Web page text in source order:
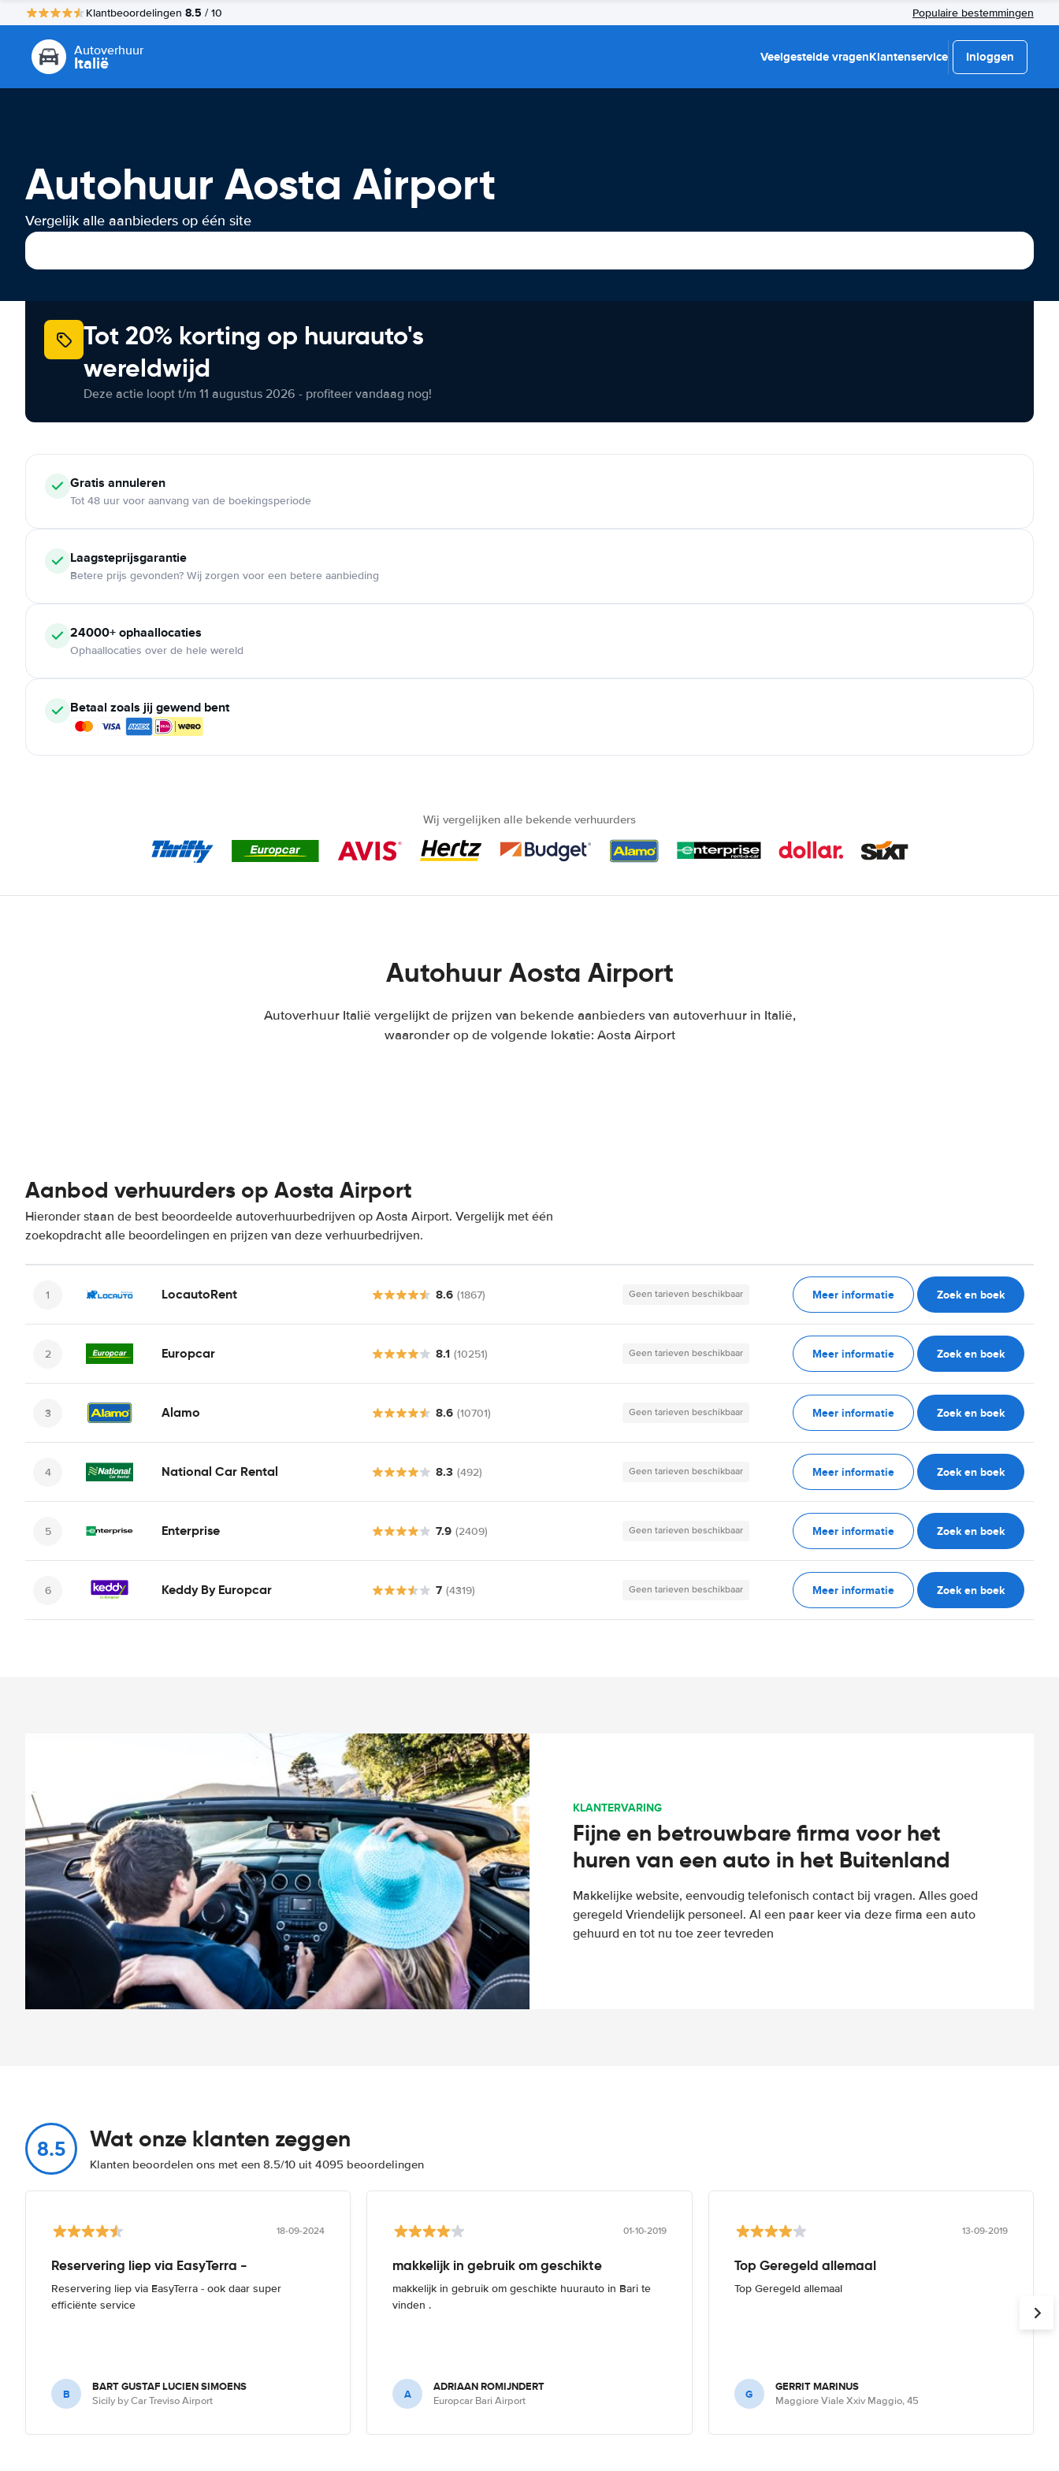
Klantbeoordelingen 8.5 / 10 Populaire bestemmingen
Autoverhuur
Italië Veelgestelde vragenKlantenservice Inloggen
Autohuur Aosta Airport
Vergelijk alle aanbieders op één site
Tot 20% korting op huurauto's
wereldwijd
Deze actie loopt t/m 11 augustus 2026 - profiteer vandaag nog!
Gratis annuleren
Tot 48 uur voor aanvang van de boekingsperiode
Laagsteprijsgarantie
Betere prijs gevonden? Wij zorgen voor een betere aanbieding
24000+ ophaallocaties
Ophaallocaties over de hele wereld
Betaal zoals jij gewend bent
Wij vergelijken alle bekende verhuurders
Autohuur Aosta Airport
Autoverhuur Italië vergelijkt de prijzen van bekende aanbieders van autoverhuur in Italië,
waaronder op de volgende lokatie: Aosta Airport
Aanbod verhuurders op Aosta Airport
Hieronder staan de best beoordeelde autoverhuurbedrijven op Aosta Airport. Vergelijk met één
zoekopdracht alle beoordelingen en prijzen van deze verhuurbedrijven.
LocautoRent 8.6 (1867) Geen tarieven beschikbaar Meer informatie Zoek en boek
Europcar 8.1 (10251) Geen tarieven beschikbaar Meer informatie Zoek en boek
Alamo 8.6 (10701) Geen tarieven beschikbaar Meer informatie Zoek en boek
National Car Rental 8.3 (492) Geen tarieven beschikbaar Meer informatie Zoek en boek
Enterprise 7.9 (2409) Geen tarieven beschikbaar Meer informatie Zoek en boek
Keddy By Europcar 7 (4319) Geen tarieven beschikbaar Meer informatie Zoek en boek
KLANTERVARING
Fijne en betrouwbare firma voor het
huren van een auto in het Buitenland
Makkelijke website, eenvoudig telefonisch contact bij vragen. Alles goed
geregeld Vriendelijk personeel. Al een paar keer via deze firma een auto
gehuurd en tot nu toe zeer tevreden
8.5 Wat onze klanten zeggen
Klanten beoordelen ons met een 8.5/10 uit 4095 beoordelingen
18-09-2024
Reservering liep via EasyTerra -
Reservering liep via EasyTerra - ook daar super
efficiënte service
B BART GUSTAF LUCIEN SIMOENS
Sicily by Car Treviso Airport
01-10-2019
makkelijk in gebruik om geschikte
makkelijk in gebruik om geschikte huurauto in Bari te
vinden .
A ADRIAAN ROMIJNDERT
Europcar Bari Airport
13-09-2019
Top Geregeld allemaal
Top Geregeld allemaal
G GERRIT MARINUS
Maggiore Viale Xxiv Maggio, 45